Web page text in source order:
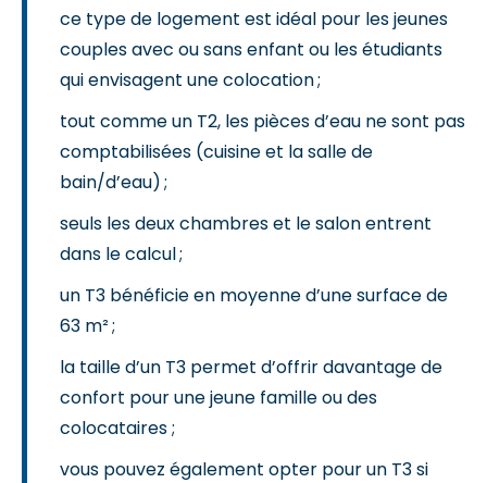
ce type de logement est idéal pour les jeunes
couples avec ou sans enfant ou les étudiants
qui envisagent une colocation ;
tout comme un T2, les pièces d’eau ne sont pas
comptabilisées (cuisine et la salle de
bain/d’eau) ;
seuls les deux chambres et le salon entrent
dans le calcul ;
un T3 bénéficie en moyenne d’une surface de
63 m² ;
la taille d’un T3 permet d’offrir davantage de
confort pour une jeune famille ou des
colocataires ;
vous pouvez également opter pour un T3 si